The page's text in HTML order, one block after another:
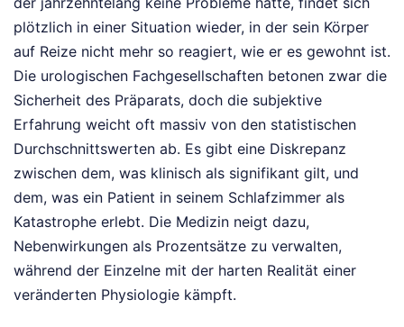
plötzlich in einer Situation wieder, in der sein Körper
auf Reize nicht mehr so reagiert, wie er es gewohnt ist.
Die urologischen Fachgesellschaften betonen zwar die
Sicherheit des Präparats, doch die subjektive
Erfahrung weicht oft massiv von den statistischen
Durchschnittswerten ab. Es gibt eine Diskrepanz
zwischen dem, was klinisch als signifikant gilt, und
dem, was ein Patient in seinem Schlafzimmer als
Katastrophe erlebt. Die Medizin neigt dazu,
Nebenwirkungen als Prozentsätze zu verwalten,
während der Einzelne mit der harten Realität einer
veränderten Physiologie kämpft.